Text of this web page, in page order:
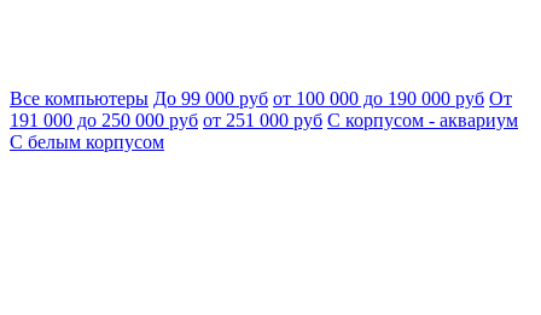
Все компьютеры До 99 000 руб от 100 000 до 190 000 руб От
191 000 до 250 000 руб от 251 000 руб С корпусом - аквариум
С белым корпусом